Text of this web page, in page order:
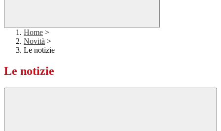
Home >
Novità >
Le notizie
Le notizie